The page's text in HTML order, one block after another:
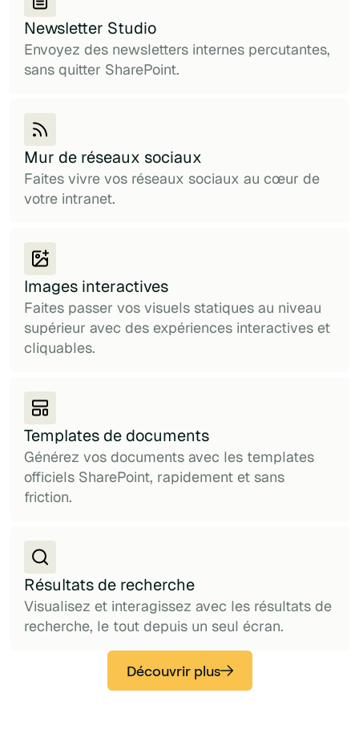
Newsletter Studio
Envoyez des newsletters internes percutantes,
sans quitter SharePoint.
Mur de réseaux sociaux
Faites vivre vos réseaux sociaux au cœur de
votre intranet.
Images interactives
Faites passer vos visuels statiques au niveau
supérieur avec des expériences interactives et
cliquables.
Templates de documents
Générez vos documents avec les templates
officiels SharePoint, rapidement et sans
friction.
Résultats de recherche
Visualisez et interagissez avec les résultats de
recherche, le tout depuis un seul écran.
Découvrir plus